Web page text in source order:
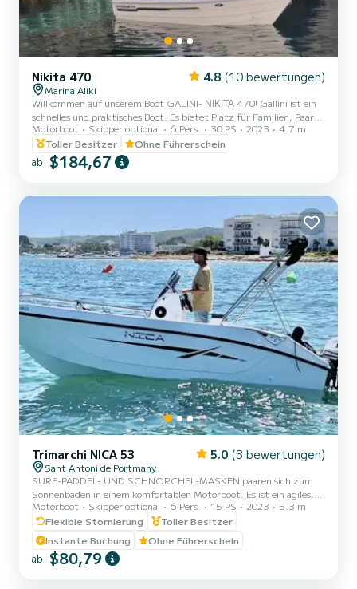
Nikita 470 4.8 (10 bewertungen)
Marina Aliki
Willkommen auf unserem Boot GALINI- ΝΙΚΙΤΑ 470! Gallini ist ein
schnelles und praktisches Boot. Es bietet Platz für Familien, Paare
und Freunde. Sie haben die Möglichkeit, alle schönen und
versteckten Strände rund um Paros zu sehen. Wir freuen uns, Sie
auf unserem Boot begrüßen zu dürfen!
Motorboot Skipper optional 6 Pers. 30 PS 2023
4.7 m
Toller Besitzer
Ohne Führerschein
ab $184,67
Trimarchi NICA 53 5.0 (3 bewertungen)
Sant Antoni de Portmany
SURF-PADDEL- UND SCHNORCHEL-MASKEN paaren sich zum
Sonnenbaden in einem komfortablen Motorboot. Es ist ein agiles,
leistungsstarkes und dynamisches Boot, mit dem Sie jeden Punkt
der Küste erreichen können eine Frage von Minuten. Der
Anlegehafen befindet sich in Sant Antoni de Portmany. Ideale
Lage, wenn Sie zu den Buchten Cala Bassa und Cala Comte fahren
möchten, um die Privatsphäre und Ruhe zu genießen, die in der
Motorboot Skipper optional 6 Pers. 15 PS 2023
5.3 m
Flexible Stornierung
Toller Besitzer
Instante Buchung
Ohne Führerschein
ab $80,79